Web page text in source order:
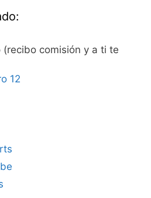
(recibo comisión y a ti te
12